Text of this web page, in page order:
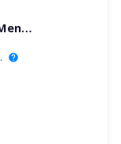
Alan Alejandro Sandoval Mendoza
help